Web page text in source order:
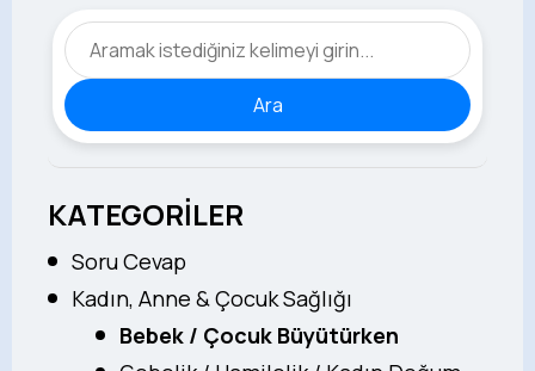
Ara
KATEGORİLER
Soru Cevap
Kadın, Anne & Çocuk Sağlığı
Bebek / Çocuk Büyütürken